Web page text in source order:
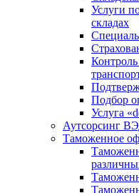
Услуги
складах
Подбор
Услуга
Аутсорсинг
Таможенное